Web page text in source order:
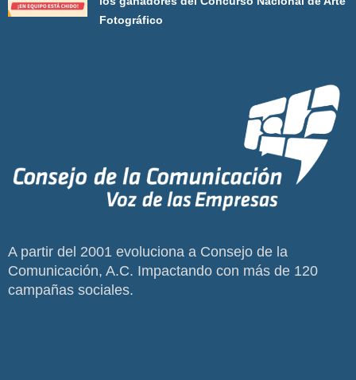
Fotográfico
A partir del 2001 evoluciona a Consejo de la
Comunicación, A.C. Impactando con más de 120
campañas sociales.